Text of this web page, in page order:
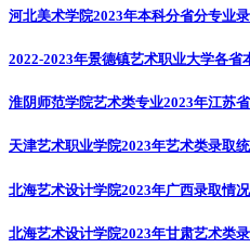
河北美术学院2023年本科分省分专业
2022-2023年景德镇艺术职业大学各省
淮阴师范学院艺术类专业2023年江苏
天津艺术职业学院2023年艺术类录取
北海艺术设计学院2023年广西录取情
北海艺术设计学院2023年甘肃艺术类